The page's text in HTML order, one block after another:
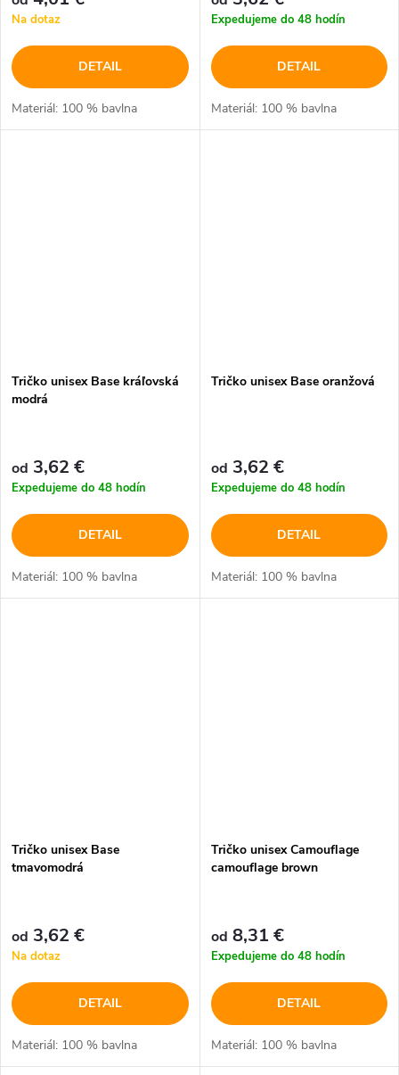
Na dotaz
DETAIL
Materiál: 100 % bavlna
Expedujeme do 48 hodín
DETAIL
Materiál: 100 % bavlna
Tričko unisex Base kráľovská
modrá
od 3,62 €
Expedujeme do 48 hodín
DETAIL
Materiál: 100 % bavlna
Tričko unisex Base oranžová
od 3,62 €
Expedujeme do 48 hodín
DETAIL
Materiál: 100 % bavlna
Tričko unisex Base
tmavomodrá
od 3,62 €
Na dotaz
DETAIL
Materiál: 100 % bavlna
Tričko unisex Camouflage
camouflage brown
od 8,31 €
Expedujeme do 48 hodín
DETAIL
Materiál: 100 % bavlna